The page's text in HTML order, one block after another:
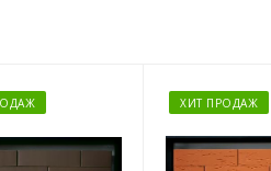
ХИТ ПРОДАЖ